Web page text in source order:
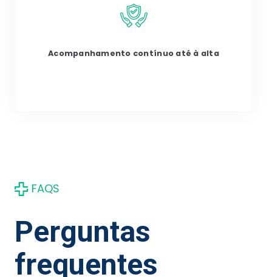
Acompanhamento contínuo até à alta
FAQS
Perguntas
frequentes